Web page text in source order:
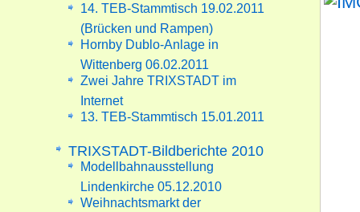
14. TEB-Stammtisch 19.02.2011
(Brücken und Rampen)
Hornby Dublo-Anlage in
Wittenberg 06.02.2011
Zwei Jahre TRIXSTADT im
Internet
13. TEB-Stammtisch 15.01.2011
TRIXSTADT-Bildberichte 2010
Modellbahnausstellung
Lindenkirche 05.12.2010
Weihnachtsmarkt der